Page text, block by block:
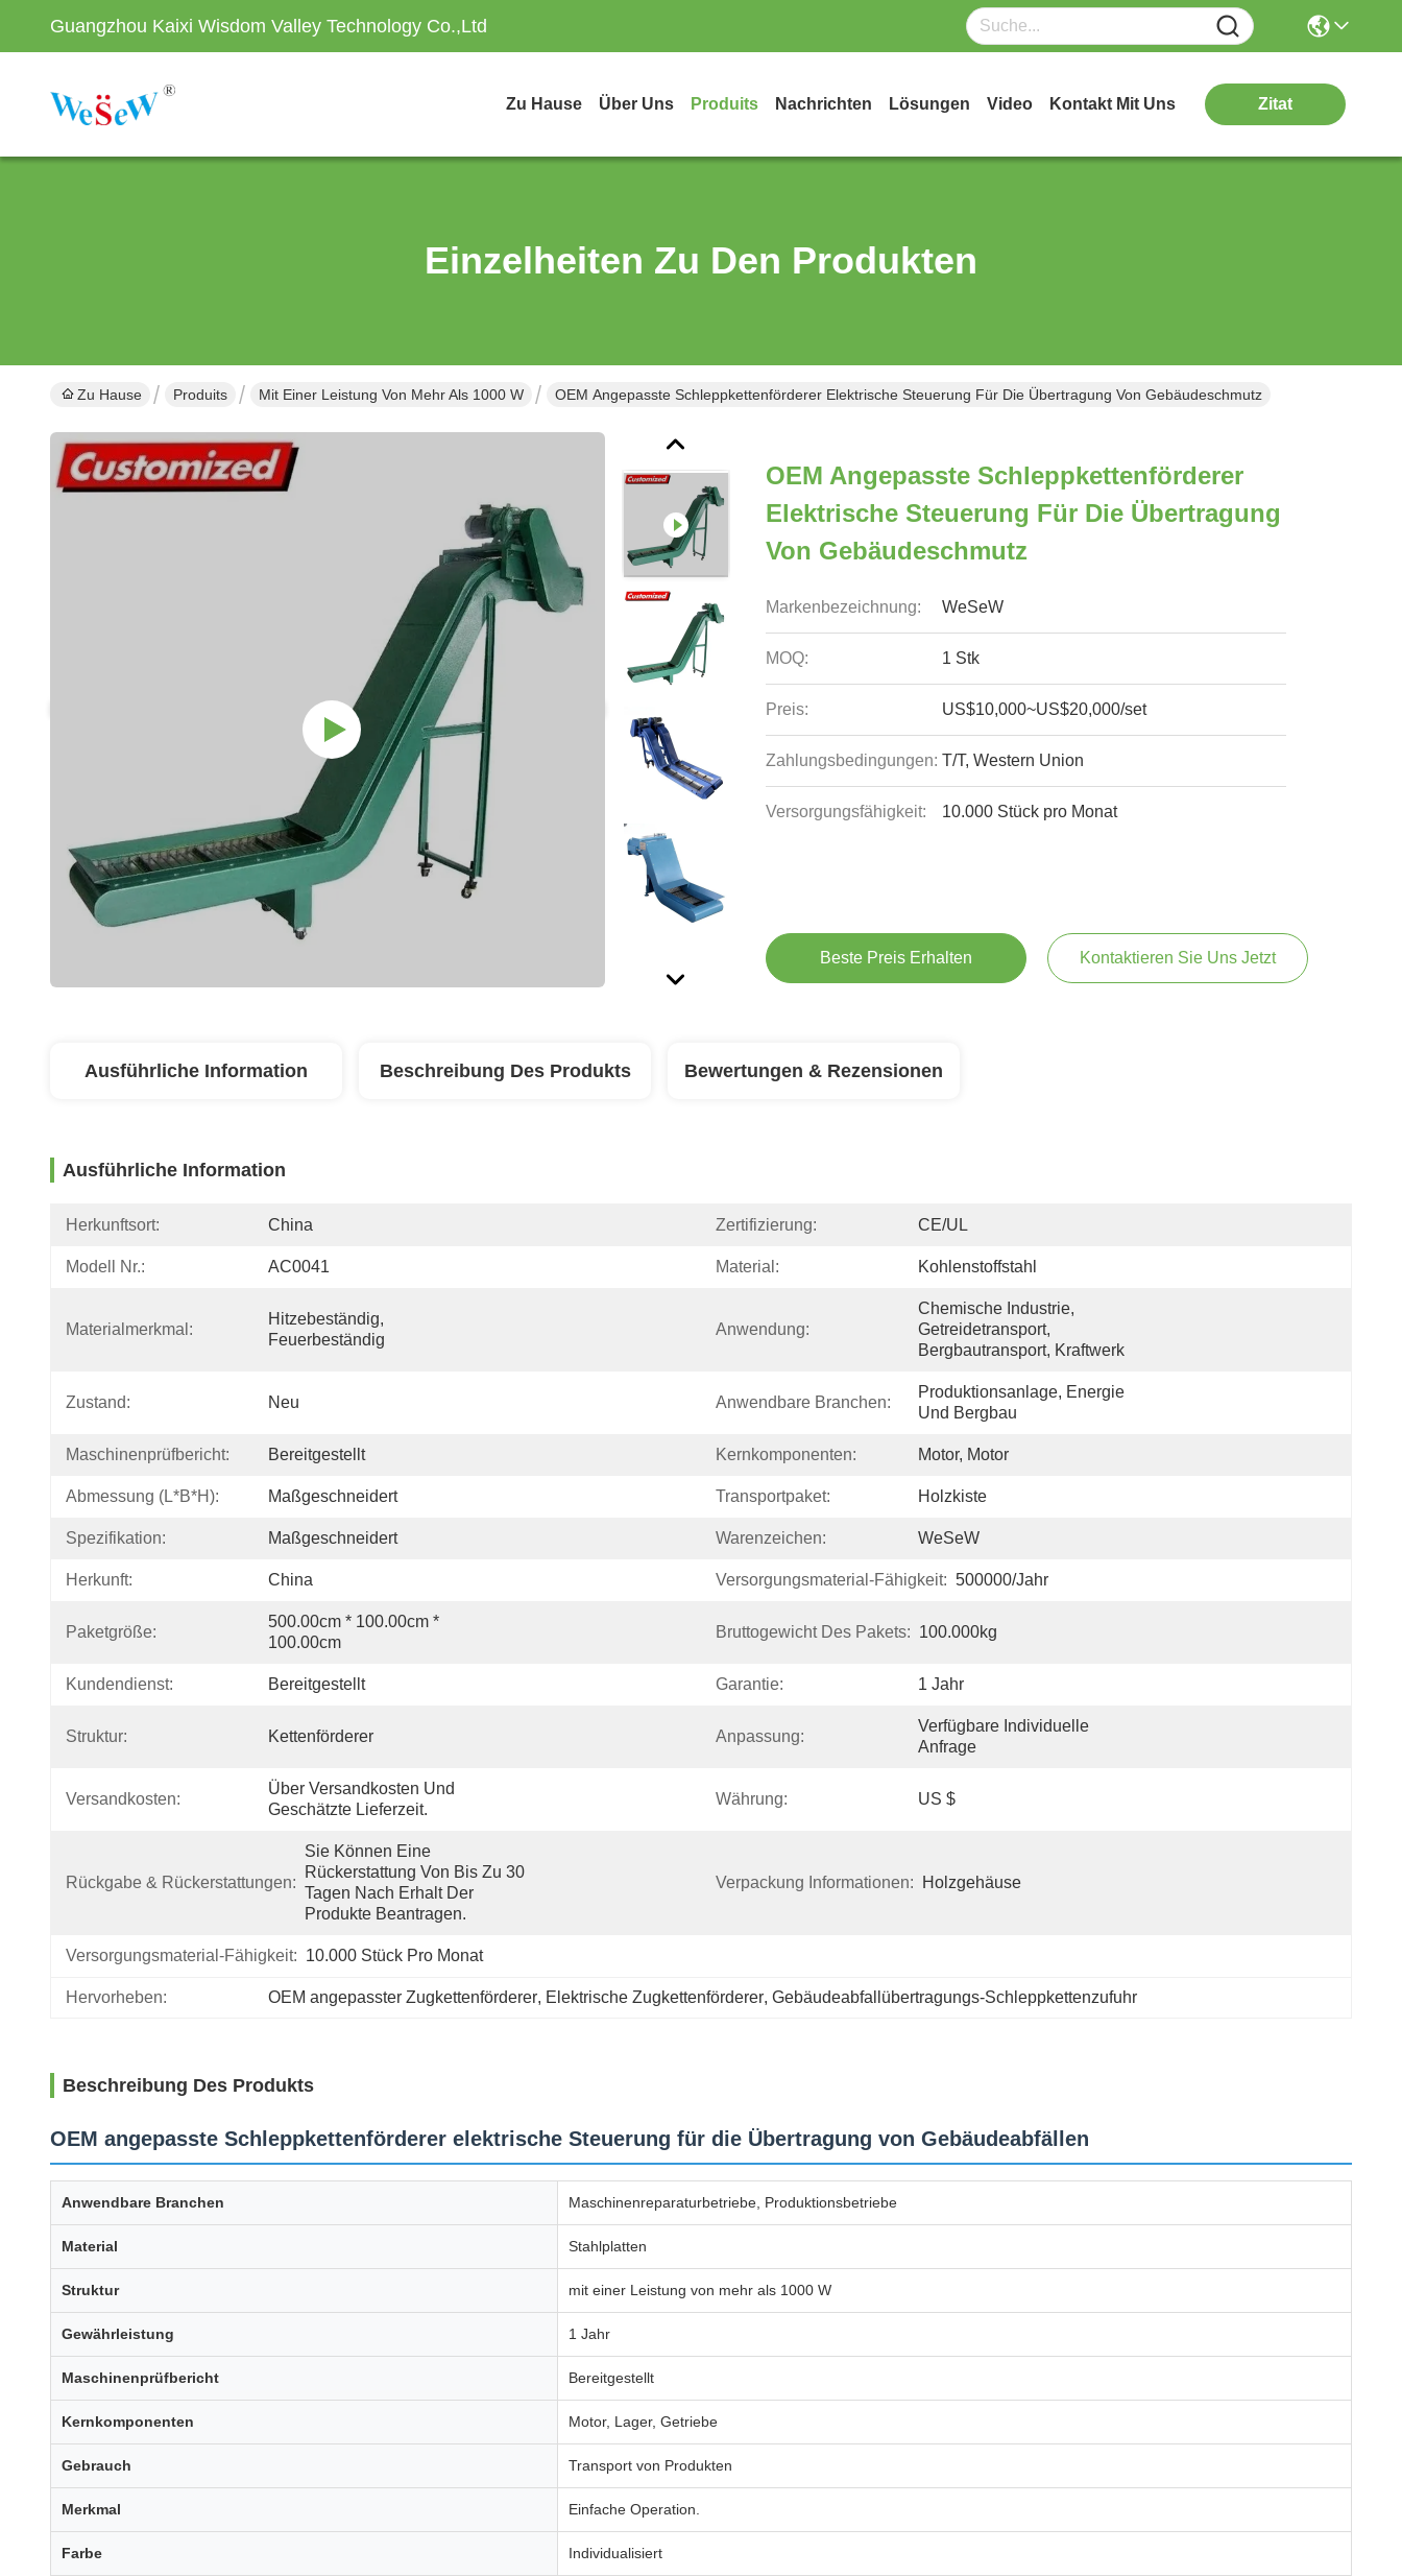
Guangzhou Kaixi Wisdom Valley Technology Co.,Ltd
Zu Hause Über Uns Produits Nachrichten Lösungen Video Kontakt Mit Uns Zitat
Einzelheiten Zu Den Produkten
Zu Hause Produits Mit Einer Leistung Von Mehr Als 1000 W OEM Angepasste Schleppkettenförderer Elektrische Steuerung Für Die Übertragung Von Gebäudeschmutz
OEM Angepasste Schleppkettenförderer
Elektrische Steuerung Für Die Übertragung
Von Gebäudeschmutz
Markenbezeichnung: WeSeW
MOQ: 1 Stk
Preis: US$10,000~US$20,000/set
Zahlungsbedingungen: T/T, Western Union
Versorgungsfähigkeit: 10.000 Stück pro Monat
Beste Preis Erhalten Kontaktieren Sie Uns Jetzt
Ausführliche Information Beschreibung Des Produkts Bewertungen & Rezensionen
Ausführliche Information
Herkunftsort: China Zertifizierung: CE/UL
Modell Nr.: AC0041 Material: Kohlenstoffstahl
Materialmerkmal:
Hitzebeständig,
Feuerbeständig
Anwendung:
Chemische Industrie,
Getreidetransport,
Bergbautransport, Kraftwerk
Zustand: Neu Anwendbare Branchen:
Produktionsanlage, Energie
Und Bergbau
Maschinenprüfbericht: Bereitgestellt Kernkomponenten: Motor, Motor
Abmessung (L*B*H): Maßgeschneidert Transportpaket: Holzkiste
Spezifikation: Maßgeschneidert Warenzeichen: WeSeW
Herkunft: China Versorgungsmaterial-Fähigkeit: 500000/Jahr
Paketgröße:
500.00cm * 100.00cm *
100.00cm
Bruttogewicht Des Pakets: 100.000kg
Kundendienst: Bereitgestellt Garantie: 1 Jahr
Struktur: Kettenförderer Anpassung:
Verfügbare Individuelle
Anfrage
Versandkosten:
Über Versandkosten Und
Geschätzte Lieferzeit.
Währung: US $
Rückgabe & Rückerstattungen:
Sie Können Eine
Rückerstattung Von Bis Zu 30
Tagen Nach Erhalt Der
Produkte Beantragen.
Verpackung Informationen: Holzgehäuse
Versorgungsmaterial-Fähigkeit: 10.000 Stück Pro Monat
Hervorheben: OEM angepasster Zugkettenförderer, Elektrische Zugkettenförderer, Gebäudeabfallübertragungs-Schleppkettenzufuhr
Beschreibung Des Produkts
OEM angepasste Schleppkettenförderer elektrische Steuerung für die Übertragung von Gebäudeabfällen
Anwendbare Branchen Maschinenreparaturbetriebe, Produktionsbetriebe
Material Stahlplatten
Struktur mit einer Leistung von mehr als 1000 W
Gewährleistung 1 Jahr
Maschinenprüfbericht Bereitgestellt
Kernkomponenten Motor, Lager, Getriebe
Gebrauch Transport von Produkten
Merkmal Einfache Operation.
Farbe Individualisiert